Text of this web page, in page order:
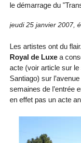
le démarrage du
jeudi 25 janvier 2007,
Les artistes ont du
Royal de Luxe a
acte (voir article sur
Santiago) sur
semaines de l’entrée
en effet pas un acte